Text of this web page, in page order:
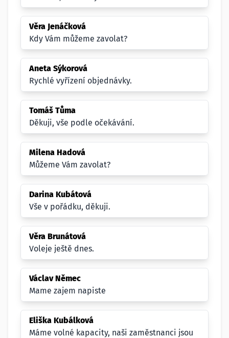
Věra Jenáčková
Kdy Vám můžeme zavolat?
Aneta Sýkorová
Rychlé vyřízení objednávky.
Tomáš Tůma
Děkuji, vše podle očekávání.
Milena Hadová
Můžeme Vám zavolat?
Darina Kubátová
Vše v pořádku, děkuji.
Věra Brunátová
Voleje ještě dnes.
Václav Němec
Mame zajem napiste
Eliška Kubálková
Máme volné kapacity, naši zaměstnanci jsou